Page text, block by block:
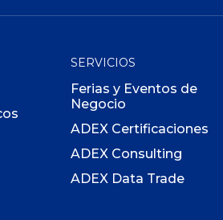
SERVICIOS
Ferias y Eventos de
Negocio
ADEX Certificaciones
ADEX Consulting
ADEX Data Trade